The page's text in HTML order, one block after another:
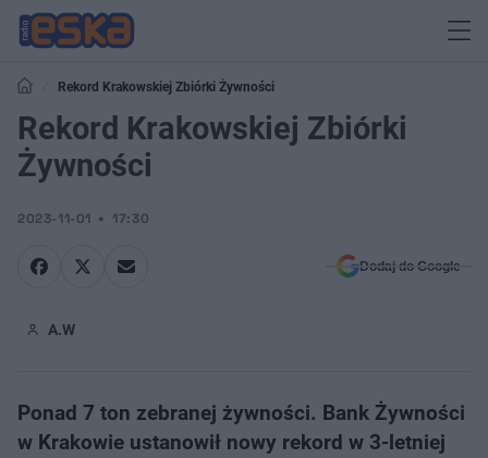
Rekord Krakowskiej Zbiórki Żywności
Rekord Krakowskiej Zbiórki
Żywności
2023-11-01 17:30
Dodaj do Google
A.W
Ponad 7 ton zebranej żywności. Bank Żywności
w Krakowie ustanowił nowy rekord w 3-letniej